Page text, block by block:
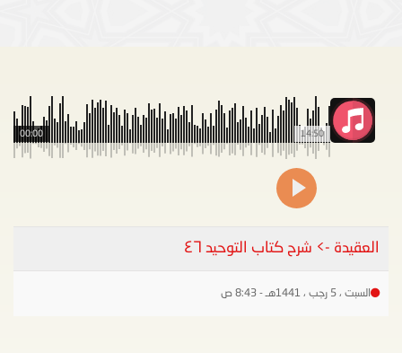
14:50
00:00
العقيدة -> شرح كتاب التوحيد ٤٦
السبت ، 5 رجب ، 1441هـ - 8:43 ص